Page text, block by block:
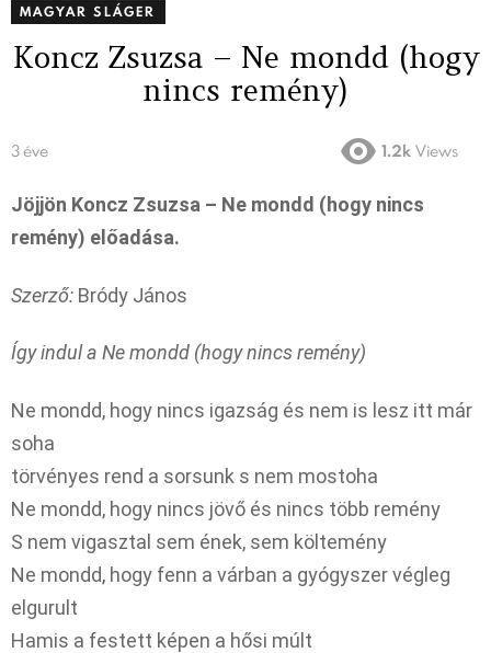
MAGYAR SLÁGER
Koncz Zsuzsa – Ne mondd (hogy
nincs remény)
3 éve 1.2k Views
Jöjjön Koncz Zsuzsa – Ne mondd (hogy nincs
remény) előadása.
Szerző: Bródy János
Így indul a Ne mondd (hogy nincs remény)
Ne mondd, hogy nincs igazság és nem is lesz itt már
soha
törvényes rend a sorsunk s nem mostoha
Ne mondd, hogy nincs jövő és nincs több remény
S nem vigasztal sem ének, sem költemény
Ne mondd, hogy fenn a várban a gyógyszer végleg
elgurult
Hamis a festett képen a hősi múlt